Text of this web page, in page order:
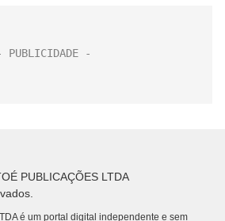
PUBLICAÇÕES LTDA
é um portal digital independente e sem